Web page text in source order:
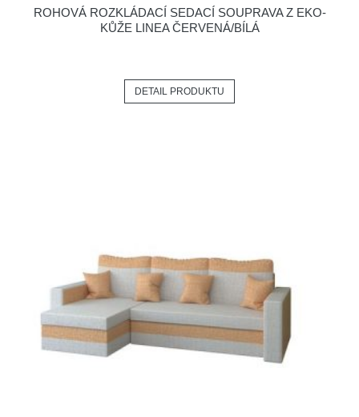
ROHOVÁ ROZKLÁDACÍ SEDACÍ SOUPRAVA Z EKO-
KŮŽE LINEA ČERVENÁ/BÍLÁ
DETAIL PRODUKTU